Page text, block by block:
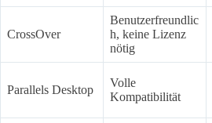
CrossOver
Benutzerfreundlic
h, keine Lizenz
nötig
Parallels Desktop
Volle
Kompatibilität